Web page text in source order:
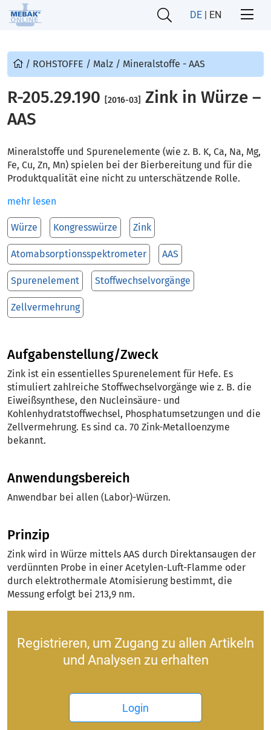
DE | EN
/ ROHSTOFFE / Malz / Mineralstoffe - AAS
R-205.29.190 [2016-03] Zink in Würze –
AAS
Mineralstoffe und Spurenelemente (wie z. B. K, Ca, Na, Mg,
Fe, Cu, Zn, Mn) spielen bei der Bierbereitung und für die
Produktqualität eine nicht zu unterschätzende Rolle.
mehr lesen
Würze Kongresswürze Zink
Atomabsorptionsspektrometer AAS
Spurenelement Stoffwechselvorgänge
Zellvermehrung
Aufgabenstellung/Zweck
Zink ist ein essentielles Spurenelement für Hefe. Es
stimuliert zahlreiche Stoffwechselvorgänge wie z. B. die
Eiweißsynthese, den Nucleinsäure- und
Kohlenhydratstoffwechsel, Phosphatumsetzungen und die
Zellvermehrung. Es sind ca. 70 Zink-Metalloenzyme
bekannt.
Anwendungsbereich
Anwendbar bei allen (Labor)-Würzen.
Prinzip
Zink wird in Würze mittels AAS durch Direktansaugen der
verdünnten Probe in einer Acetylen-Luft-Flamme oder
durch elektrothermale Atomisierung bestimmt, die
Messung erfolgt bei 213,9 nm.
Registrieren, um Zugang zu allen Artikeln
und Analysen zu erhalten
Login